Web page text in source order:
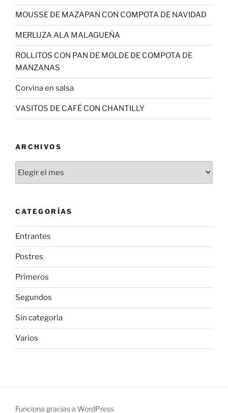
MOUSSE DE MAZAPAN CON COMPOTA DE NAVIDAD
MERLUZA ALA MALAGUEÑA
ROLLITOS CON PAN DE MOLDE DE COMPOTA DE
MANZANAS
Corvina en salsa
VASITOS DE CAFÉ CON CHANTILLY
ARCHIVOS
CATEGORÍAS
Entrantes
Postres
Primeros
Segundos
Sin categoría
Varios
Funciona gracias a WordPress